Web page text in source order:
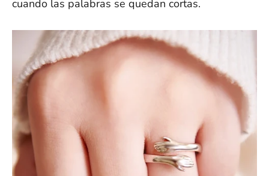
cuando las palabras se quedan cortas.